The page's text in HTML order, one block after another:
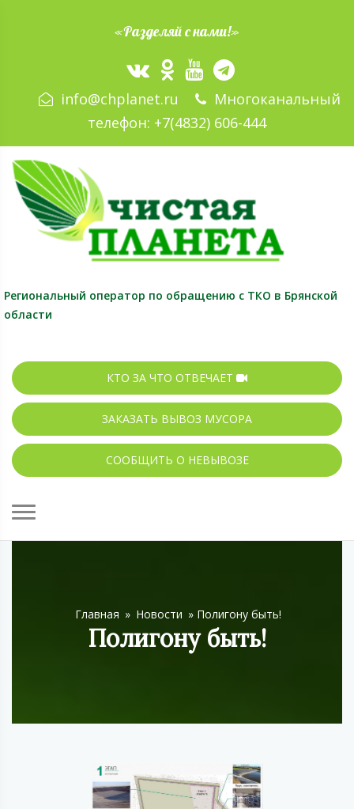
«Разделяй с нами!»
info@chplanet.ru
Многоканальный
телефон: +7(4832) 606-444
Региональный оператор по обращению с ТКО в Брянской
области
КТО ЗА ЧТО ОТВЕЧАЕТ
ЗАКАЗАТЬ ВЫВОЗ МУСОРА
СООБЩИТЬ О НЕВЫВОЗЕ
Главная » Новости » Полигону быть!
Полигону быть!